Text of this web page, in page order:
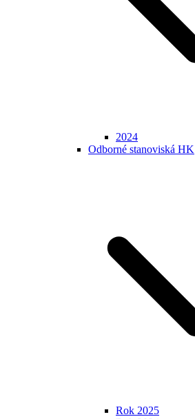
2024
Odborné stanoviská HK
Rok 2025